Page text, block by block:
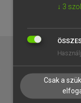
EGYÉNI
TANULÓKNAK
OKTATÁSI
VÁLLALATI
↓ 3
Csak a